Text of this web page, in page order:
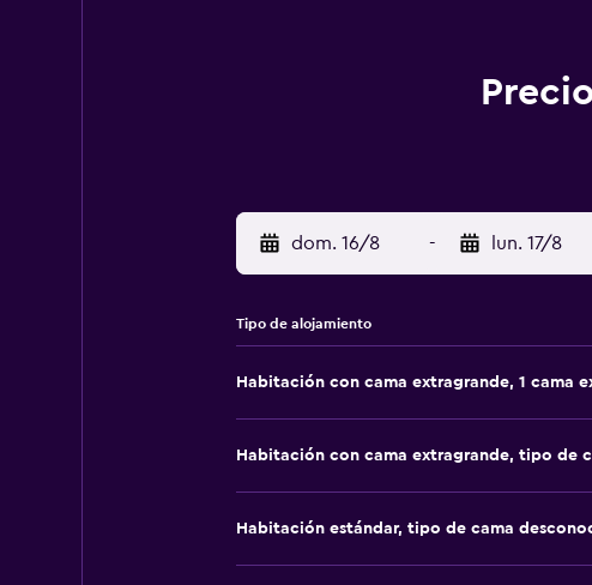
dom. 16/8 - lun. 17/8
Tipo de alojamiento
Habitación con cama extragrande, 1 cama
Habitación con cama extragrande, tipo de
Habitación estándar, tipo de cama